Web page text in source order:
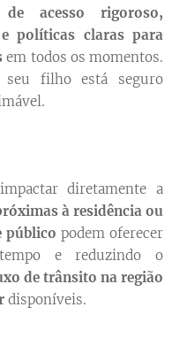
de acesso rigoroso,
políticas claras para
em todos os momentos.
seu filho está seguro
diretamente a
à residência ou
público podem oferecer
tempo e reduzindo o
de trânsito na região
disponíveis.